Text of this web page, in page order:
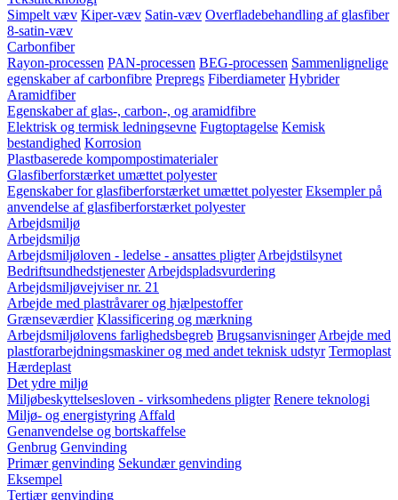
Simpelt væv Kiper-væv Satin-væv Overfladebehandling af glasfiber
8-satin-væv
Carbonfiber
Rayon-processen PAN-processen BEG-processen Sammenlignelige
egenskaber af carbonfibre Prepregs Fiberdiameter Hybrider
Aramidfiber
Egenskaber af glas-, carbon-, og aramidfibre
Elektrisk og termisk ledningsevne Fugtoptagelse Kemisk
bestandighed Korrosion
Plastbaserede kompompostimaterialer
Glasfiberforstærket umættet polyester
Egenskaber for glasfiberforstærket umættet polyester Eksempler på
anvendelse af glasfiberforstærket polyester
Arbejdsmiljø
Arbejdsmiljø
Arbejdsmiljøloven - ledelse - ansattes pligter Arbejdstilsynet
Bedriftsundhedstjenester Arbejdspladsvurdering
Arbejdsmiljøvejviser nr. 21
Arbejde med plastråvarer og hjælpestoffer
Grænseværdier Klassificering og mærkning
Arbejdsmiljølovens farlighedsbegreb Brugsanvisninger Arbejde med
plastforarbejdningsmaskiner og med andet teknisk udstyr Termoplast
Hærdeplast
Det ydre miljø
Miljøbeskyttelsesloven - virksomhedens pligter Renere teknologi
Miljø- og energistyring Affald
Genanvendelse og bortskaffelse
Genbrug Genvinding
Primær genvinding Sekundær genvinding
Eksempel
Tertiær genvinding